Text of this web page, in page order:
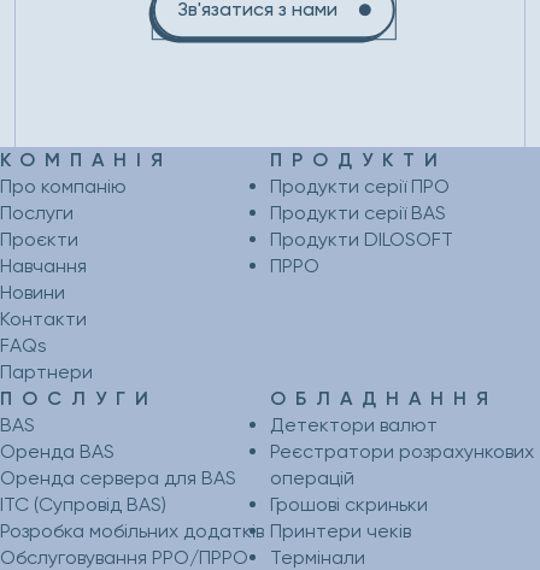
Зв'язатися з нами
КОМПАНІЯ
Про компанію
Послуги
Проєкти
Навчання
Новини
Контакти
FAQs
Партнери
ПОСЛУГИ
BAS
Оренда BAS
Оренда сервера для BAS
ІТС (Супровід BAS)
Розробка мобільних додатків
Обслуговування РРО/ПРРО
ОБЛАДНАННЯ
Детектори валют
Реєстратори розрахункових
операцій
Грошові скриньки
Принтери чеків
Термінали
ПРОДУКТИ
Продукти серії ПРО
Продукти серії BAS
Продукти DILOSOFT
ПРРО